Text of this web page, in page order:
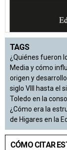
TAGS
¿Quiénes fueron
Media y cómo
origen y
siglo VIII hasta el
Toledo en la
¿Cómo era la
de Higares en la
CÓMO CITAR